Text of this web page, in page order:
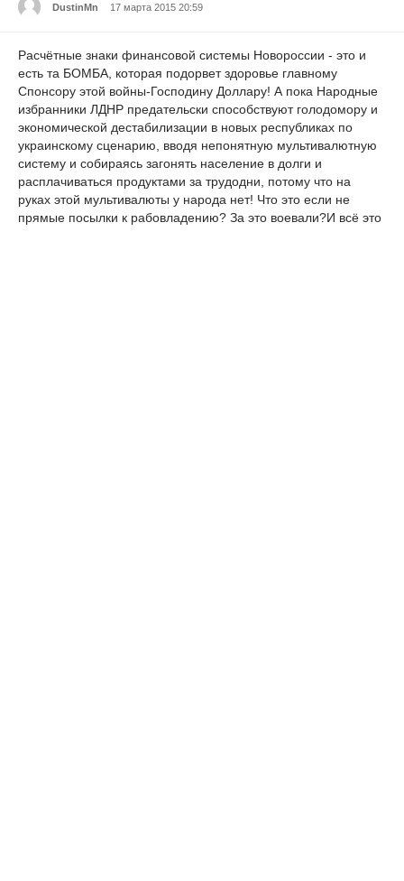
DustinMn 17 марта 2015 20:59
Расчётные знаки финансовой системы Новороссии - это и
есть та БОМБА, которая подорвет здоровье главному
Спонсору этой войны-Господину Доллару! А пока Народные
избранники ЛДНР предательски способствуют голодомору и
экономической дестабилизации в новых республиках по
украинскому сценарию, вводя непонятную мультивалютную
систему и собираясь загонять население в долги и
расплачиваться продуктами за трудодни, потому что на
руках этой мультивалюты у народа нет! Что это если не
прямые посылки к рабовладению? За это воевали?И всё это